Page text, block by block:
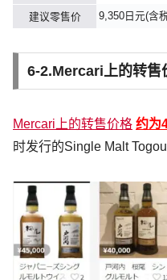
建议零售价 9,350日元(含
6-2.Mercari上的转售
Mercari上的转售价格 约为
时发行的Single Malt